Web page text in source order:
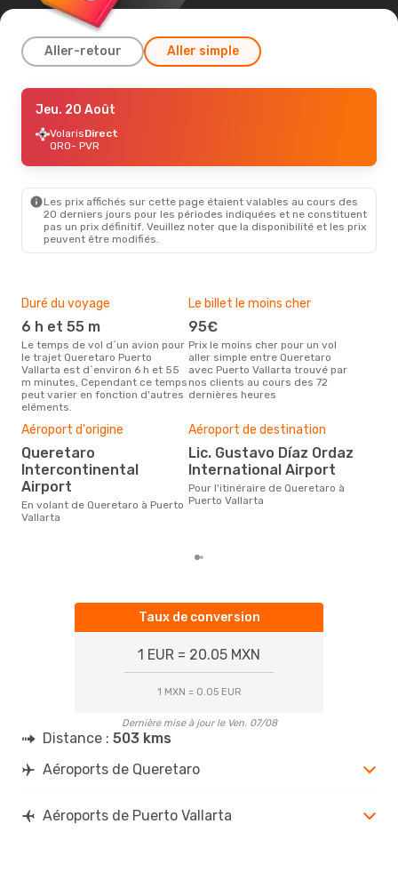
Aller-retour Aller simple
Sam. 15 Août
Aeromexico1 Escale
QRO- PVR
PVR- QRO
Jeu. 20 Août
VolarisDirect
QRO- PVR
Les prix affichés sur cette page étaient valables au cours des
20 derniers jours pour les périodes indiquées et ne constituent
pas un prix définitif. Veuillez noter que la disponibilité et les prix
peuvent être modifiés.
Duré du voyage
6 h et 55 m
Le temps de vol d´un avion pour
le trajet Queretaro Puerto
Vallarta est d´environ 6 h et 55
m minutes, Cependant ce temps
peut varier en fonction d'autres
eléments.
Le billet le moins cher
95€
Prix le moins cher pour un vol
aller simple entre Queretaro
avec Puerto Vallarta trouvé par
nos clients au cours des 72
dernières heures
Aéroport d'origine
Queretaro
Intercontinental
Airport
En volant de Queretaro à Puerto
Vallarta
Aéroport de destination
Lic. Gustavo Díaz Ordaz
International Airport
Pour l'itinéraire de Queretaro à
Puerto Vallarta
Taux de conversion
1 EUR = 20.05 MXN
1 MXN = 0.05 EUR
Dernière mise à jour le Ven. 07/08
Distance : 503 kms
Aéroports de Queretaro
Aéroports de Puerto Vallarta